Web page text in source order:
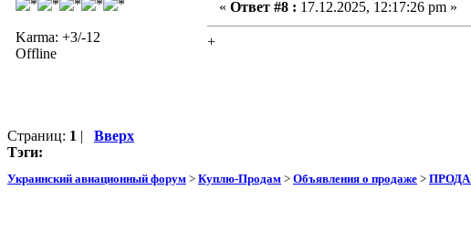
Karma: +3/-12
Offline
« Ответ #8 : 17.12.2025, 12:17:26 pm »
+
Страниц: 1 | Вверх
Тэги:
Украинский авиационный форум > Куплю-Продам > Объявления о продаже >